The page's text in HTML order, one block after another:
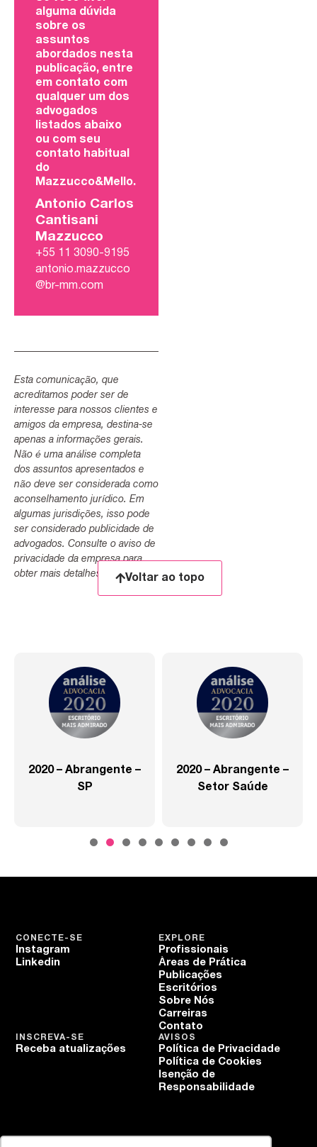
alguma dúvida
sobre os
assuntos
abordados nesta
publicação, entre
em contato com
qualquer um dos
advogados
listados abaixo
ou com seu
contato habitual
do
Mazzucco&Mello.
Antonio Carlos
Cantisani
Mazzucco
+55 11 3090-9195
antonio.mazzucco
@br-mm.com
Esta comunicação, que
acreditamos poder ser de
interesse para nossos clientes e
amigos da empresa, destina-se
apenas a informações gerais.
Não é uma análise completa
dos assuntos apresentados e
não deve ser considerada como
aconselhamento jurídico. Em
algumas jurisdições, isso pode
ser considerado publicidade de
advogados. Consulte o aviso de
privacidade da empresa para
obter mais detalhes.
Voltar ao topo
2020 – Abrangente –
SP
2020 – Abrangente –
Setor Saúde
EXPLORE
Profissionais
Áreas de Prática
Publicações
Escritórios
Sobre Nós
Carreiras
Contato
CONECTE-SE
Instagram
Linkedin
AVISOS
Política de Privacidade
Política de Cookies
Isenção de
Responsabilidade
INSCREVA-SE
Receba atualizações